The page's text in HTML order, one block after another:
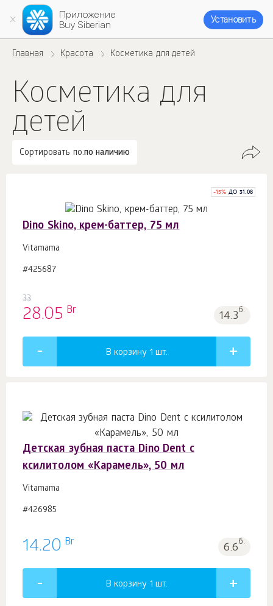
Приложение
Buy Siberian
Установить
Главная Красота Косметика для детей
Косметика для
детей
Сортировать по:по наличию
-15% ДО 31.08
Dino Skino, крем-баттер, 75 мл
Vitamama
#425687
33
28.05 Br 14.3б.
В корзину 1 шт.
Детская зубная паста Dino Dent с
ксилитолом «Карамель», 50 мл
Vitamama
#426985
14.20 Br 6.6б.
В корзину 1 шт.